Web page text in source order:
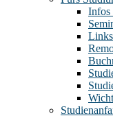
Infos
Links